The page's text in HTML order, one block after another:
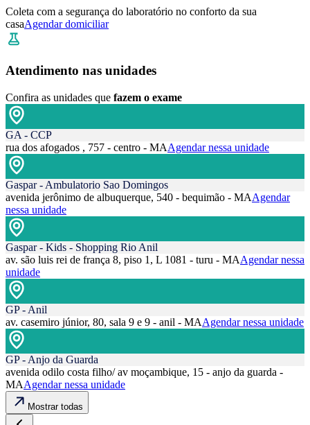
Coleta com a segurança do laboratório no conforto da sua
casaAgendar domiciliar
Atendimento nas unidades
Confira as unidades que fazem o exame
GA - CCP
rua dos afogados , 757 - centro - MAAgendar nessa unidade
Gaspar - Ambulatorio Sao Domingos
avenida jerônimo de albuquerque, 540 - bequimão - MAAgendar
nessa unidade
Gaspar - Kids - Shopping Rio Anil
av. são luis rei de frança 8, piso 1, L 1081 - turu - MAAgendar nessa
unidade
GP - Anil
av. casemiro júnior, 80, sala 9 e 9 - anil - MAAgendar nessa unidade
GP - Anjo da Guarda
avenida odilo costa filho/ av moçambique, 15 - anjo da guarda -
MAAgendar nessa unidade
Mostrar todas